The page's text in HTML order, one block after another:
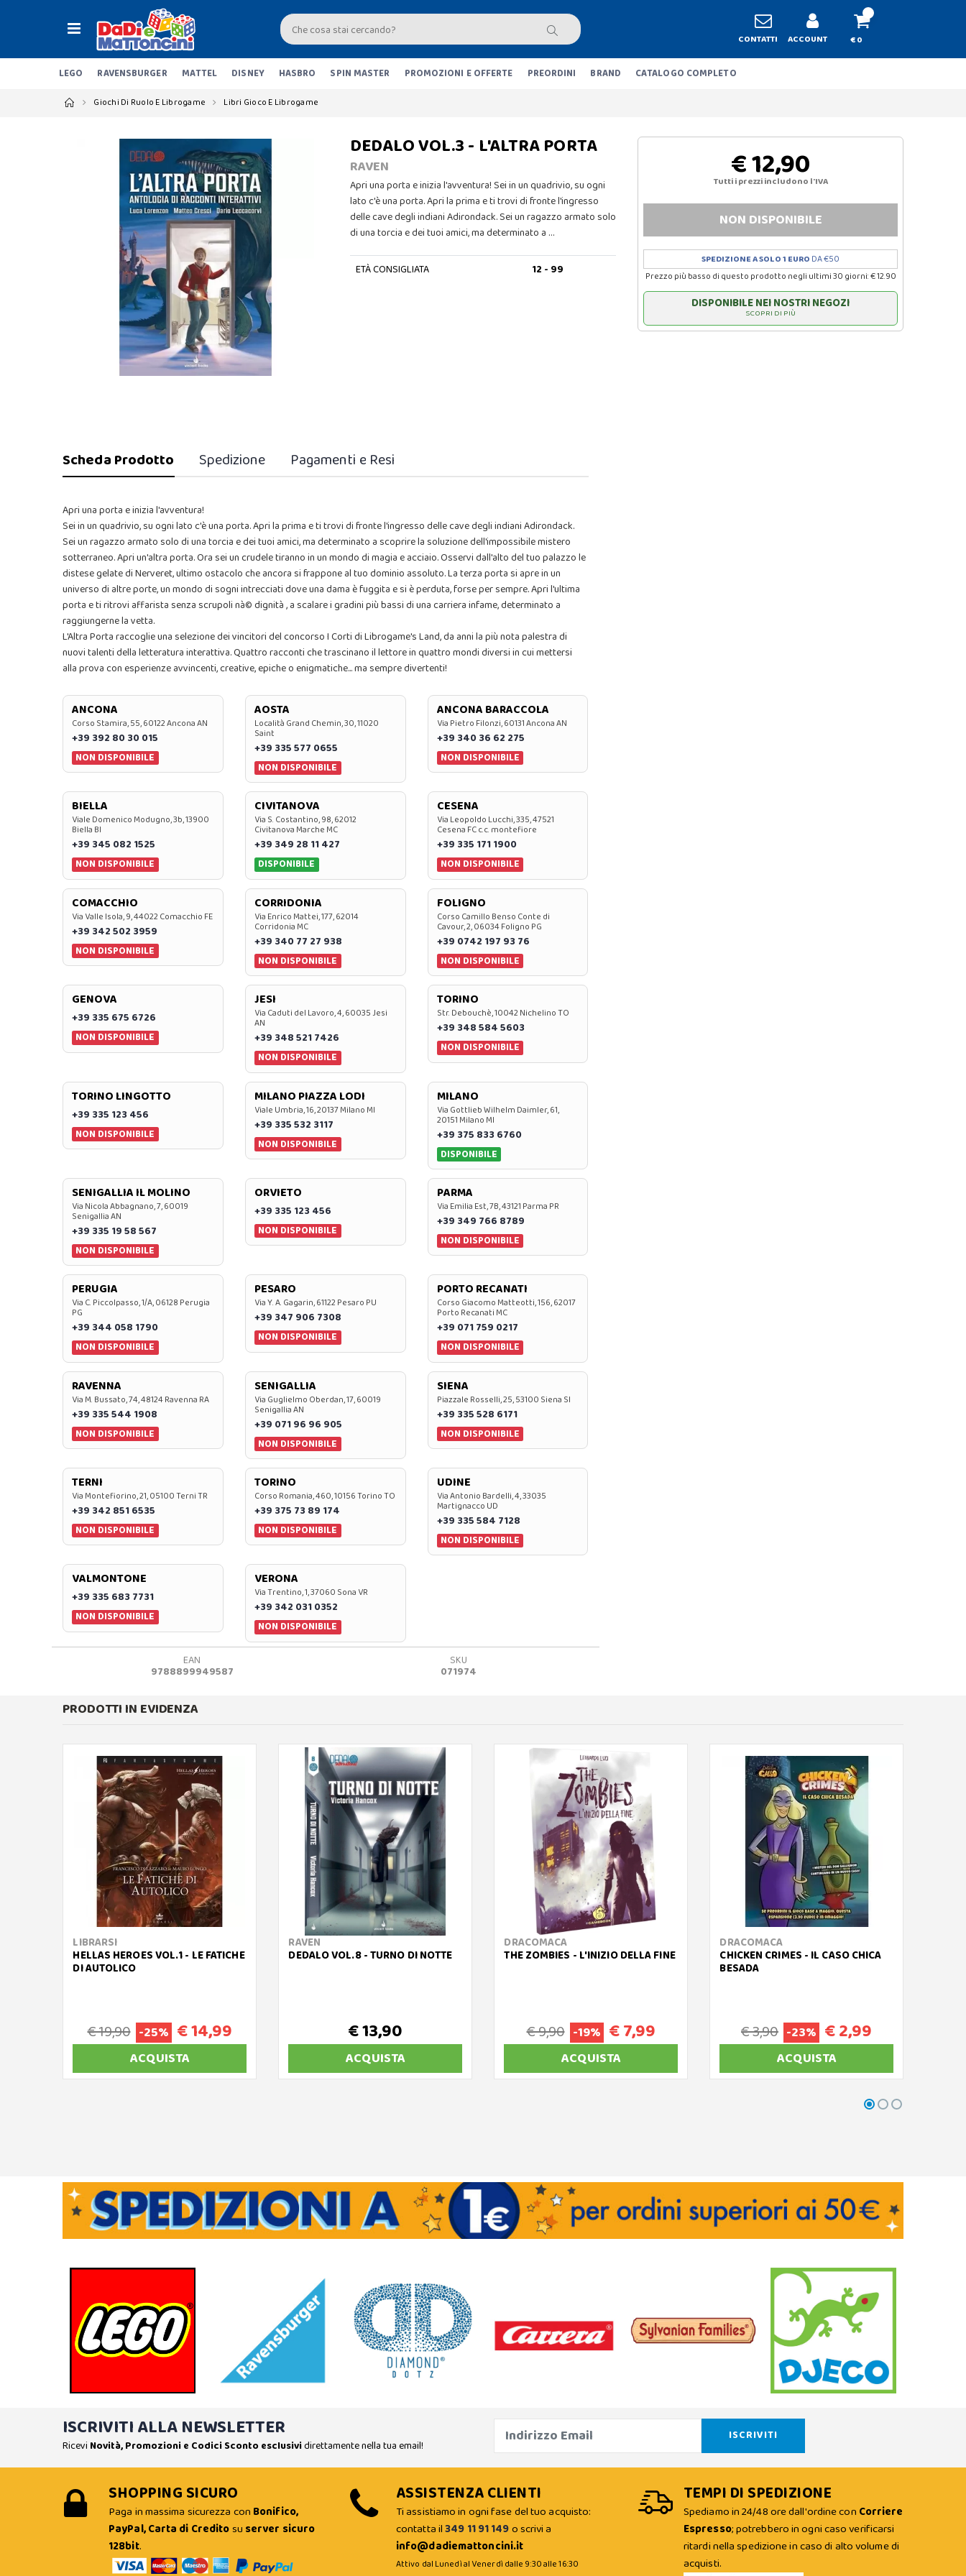
CONTATTI ACCOUNT € 0
LEGO RAVENSBURGER MATTEL DISNEY HASBRO SPIN MASTER PROMOZIONI E OFFERTE PREORDINI BRAND CATALOGO COMPLETO
Giochi Di Ruolo E Librogame Libri Gioco E Librogame
DEDALO VOL.3 - L'ALTRA PORTA
RAVEN
Apri una porta e inizia l'avventura! Sei in un quadrivio, su ogni
lato c'è una porta. Apri la prima e ti trovi di fronte l'ingresso
delle cave degli indiani Adirondack. Sei un ragazzo armato solo
di una torcia e dei tuoi amici, ma determinato a …
ETÀ CONSIGLIATA 12 - 99
€ 12,90
Tutti i prezzi includono l'IVA
NON DISPONIBILE
SPEDIZIONE A SOLO 1 EURO DA €50
Prezzo più basso di questo prodotto negli ultimi 30 giorni: € 12.90
DISPONIBILE NEI NOSTRI NEGOZI
SCOPRI DI PIÙ
Scheda Prodotto Spedizione Pagamenti e Resi
Apri una porta e inizia l'avventura!
Sei in un quadrivio, su ogni lato c'è una porta. Apri la prima e ti trovi di fronte l'ingresso delle cave degli indiani Adirondack.
Sei un ragazzo armato solo di una torcia e dei tuoi amici, ma determinato a scoprire la soluzione dell'impossibile mistero
sotterraneo. Apri un'altra porta. Ora sei un crudele tiranno in un mondo di magia e acciaio. Osservi dall'alto del tuo palazzo le
distese gelate di Nerveret, ultimo ostacolo che ancora si frappone al tuo dominio assoluto. La terza porta si apre in un
universo di altre porte, un mondo di sogni intrecciati dove una dama è fuggita e si è perduta, forse per sempre. Apri l'ultima
porta e ti ritrovi affarista senza scrupoli nà© dignità , a scalare i gradini più bassi di una carriera infame, determinato a
raggiungerne la vetta.
L'Altra Porta raccoglie una selezione dei vincitori del concorso I Corti di Librogame's Land, da anni la più nota palestra di
nuovi talenti della letteratura interattiva. Quattro racconti che trascinano il lettore in quattro mondi diversi in cui mettersi
alla prova con esperienze avvincenti, creative, epiche o enigmatiche... ma sempre divertenti!
ANCONA
Corso Stamira, 55, 60122 Ancona AN
+39 392 80 30 015
NON DISPONIBILE
AOSTA
Località Grand Chemin, 30, 11020
Saint
+39 335 577 0655
NON DISPONIBILE
ANCONA BARACCOLA
Via Pietro Filonzi, 60131 Ancona AN
+39 340 36 62 275
NON DISPONIBILE
BIELLA
Viale Domenico Modugno, 3b, 13900
Biella BI
+39 345 082 1525
NON DISPONIBILE
CIVITANOVA
Via S. Costantino, 98, 62012
Civitanova Marche MC
+39 349 28 11 427
DISPONIBILE
CESENA
Via Leopoldo Lucchi, 335, 47521
Cesena FC c.c. montefiore
+39 335 171 1900
NON DISPONIBILE
COMACCHIO
Via Valle Isola, 9, 44022 Comacchio FE
+39 342 502 3959
NON DISPONIBILE
CORRIDONIA
Via Enrico Mattei, 177, 62014
Corridonia MC
+39 340 77 27 938
NON DISPONIBILE
FOLIGNO
Corso Camillo Benso Conte di
Cavour, 2, 06034 Foligno PG
+39 0742 197 93 76
NON DISPONIBILE
GENOVA
+39 335 675 6726
NON DISPONIBILE
JESI
Via Caduti del Lavoro, 4, 60035 Jesi
AN
+39 348 521 7426
NON DISPONIBILE
TORINO
Str. Debouchè, 10042 Nichelino TO
+39 348 584 5603
NON DISPONIBILE
TORINO LINGOTTO
+39 335 123 456
NON DISPONIBILE
MILANO PIAZZA LODI
Viale Umbria, 16, 20137 Milano MI
+39 335 532 3117
NON DISPONIBILE
MILANO
Via Gottlieb Wilhelm Daimler, 61,
20151 Milano MI
+39 375 833 6760
DISPONIBILE
SENIGALLIA IL MOLINO
Via Nicola Abbagnano, 7, 60019
Senigallia AN
+39 335 19 58 567
NON DISPONIBILE
ORVIETO
+39 335 123 456
NON DISPONIBILE
PARMA
Via Emilia Est, 7B, 43121 Parma PR
+39 349 766 8789
NON DISPONIBILE
PERUGIA
Via C. Piccolpasso, 1/A, 06128 Perugia
PG
+39 344 058 1790
NON DISPONIBILE
PESARO
Via Y. A. Gagarin, 61122 Pesaro PU
+39 347 906 7308
NON DISPONIBILE
PORTO RECANATI
Corso Giacomo Matteotti, 156, 62017
Porto Recanati MC
+39 071 759 0217
NON DISPONIBILE
RAVENNA
Via M. Bussato, 74, 48124 Ravenna RA
+39 335 544 1908
NON DISPONIBILE
SENIGALLIA
Via Guglielmo Oberdan, 17, 60019
Senigallia AN
+39 071 96 96 905
NON DISPONIBILE
SIENA
Piazzale Rosselli, 25, 53100 Siena SI
+39 335 528 6171
NON DISPONIBILE
TERNI
Via Montefiorino, 21, 05100 Terni TR
+39 342 851 6535
NON DISPONIBILE
TORINO
Corso Romania, 460, 10156 Torino TO
+39 375 73 89 174
NON DISPONIBILE
UDINE
Via Antonio Bardelli, 4, 33035
Martignacco UD
+39 335 584 7128
NON DISPONIBILE
VALMONTONE
+39 335 683 7731
NON DISPONIBILE
VERONA
Via Trentino, 1, 37060 Sona VR
+39 342 031 0352
NON DISPONIBILE
EAN
9788899949587
SKU
071974
PRODOTTI IN EVIDENZA
LIBRARSI
HELLAS HEROES VOL.1 - LE FATICHE
DI AUTOLICO
€ 19,90 -25% € 14,99
ACQUISTA
RAVEN
DEDALO VOL.8 - TURNO DI NOTTE
€ 13,90
ACQUISTA
DRACOMACA
THE ZOMBIES - L'INIZIO DELLA FINE
€ 9,90 -19% € 7,99
ACQUISTA
DRACOMACA
CHICKEN CRIMES - IL CASO CHICA
BESADA
€ 3,90 -23% € 2,99
ACQUISTA
ISCRIVITI ALLA NEWSLETTER
Ricevi Novità, Promozioni e Codici Sconto esclusividirettamente nella tua email!
SHOPPING SICURO
Paga in massima sicurezza con Bonifico,
PayPal, Carta di Creditosu server sicuro
128bit.
ASSISTENZA CLIENTI
Ti assistiamo in ogni fase del tuo acquisto:
contatta il349 11 91 149o scrivi a
info@dadiemattoncini.it
Attivo dal Lunedì al Venerdì dalle 9:30 alle 16:30
TEMPI DI SPEDIZIONE
Spediamo in 24/48 ore dall'ordine con Corriere
Espresso; potrebbero in ogni caso verificarsi
ritardi nella spedizione in caso di alto volume di
acquisti.